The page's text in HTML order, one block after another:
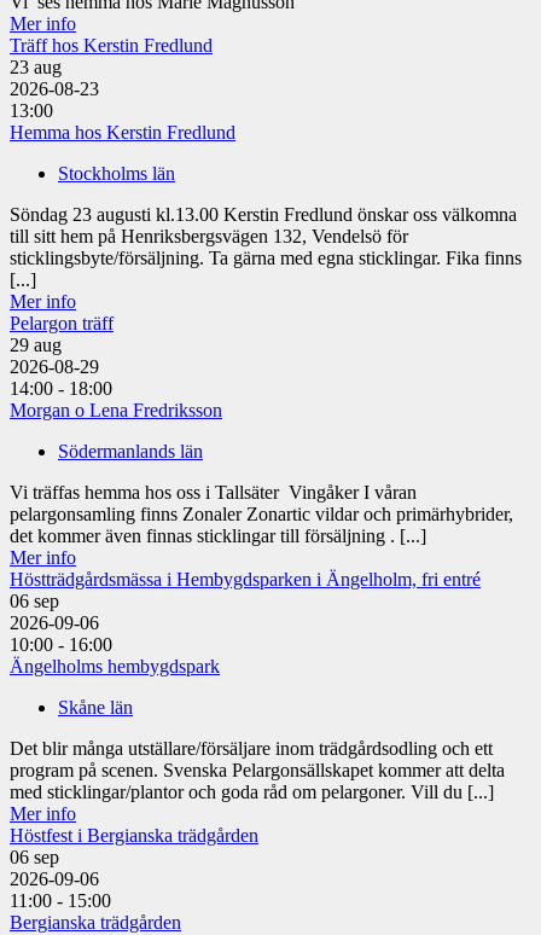
Mer info
Träff hos Kerstin Fredlund
23 aug
2026-08-23
13:00
Hemma hos Kerstin Fredlund
Stockholms län
Söndag 23 augusti kl.13.00 Kerstin Fredlund önskar oss välkomna
till sitt hem på Henriksbergsvägen 132, Vendelsö för
sticklingsbyte/försäljning. Ta gärna med egna sticklingar. Fika finns
[...]
Mer info
Pelargon träff
29 aug
2026-08-29
14:00 - 18:00
Morgan o Lena Fredriksson
Södermanlands län
Vi träffas hemma hos oss i Tallsäter Vingåker I våran
pelargonsamling finns Zonaler Zonartic vildar och primärhybrider,
det kommer även finnas sticklingar till försäljning . [...]
Mer info
Höstträdgårdsmässa i Hembygdsparken i Ängelholm, fri entré
06 sep
2026-09-06
10:00 - 16:00
Ängelholms hembygdspark
Skåne län
Det blir många utställare/försäljare inom trädgårdsodling och ett
program på scenen. Svenska Pelargonsällskapet kommer att delta
med sticklingar/plantor och goda råd om pelargoner. Vill du [...]
Mer info
Höstfest i Bergianska trädgården
06 sep
2026-09-06
11:00 - 15:00
Bergianska trädgården